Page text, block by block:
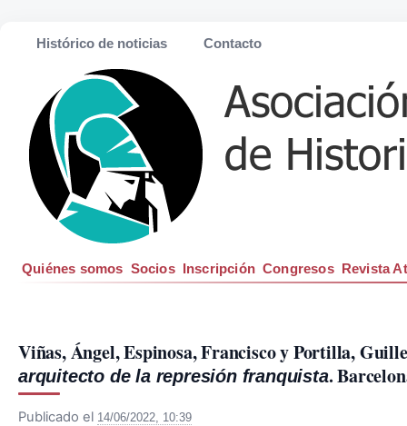
Histórico de noticias Contacto
Quiénes somos Socios Inscripción Congresos Revista
Viñas, Ángel, Espinosa, Francisco y Portilla,
arquitecto de la represión franquista.
Publicado el 14/06/2022, 10:39